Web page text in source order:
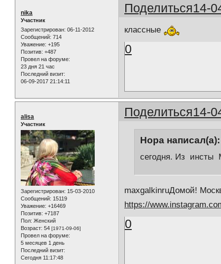
Поделиться14-
nika
Участник
Зарегистрирован: 06-11-2012
Сообщений: 714
Уважение: +195
Позитив: +487
Провел на форуме:
23 дня 21 час
Последний визит:
06-09-2017 21:14:11
классные
0
Поделиться14-
alisa
Участник
Зарегистрирован: 15-03-2010
Сообщений: 15119
Уважение: +16469
Позитив: +7187
Пол: Женский
Возраст: 54 [1971-09-06]
Провел на форуме:
5 месяцев 1 день
Последний визит:
Сегодня 11:17:48
Нора написал(а):
сегодня. Из инсты
maxgalkinruДомой!
https://
0